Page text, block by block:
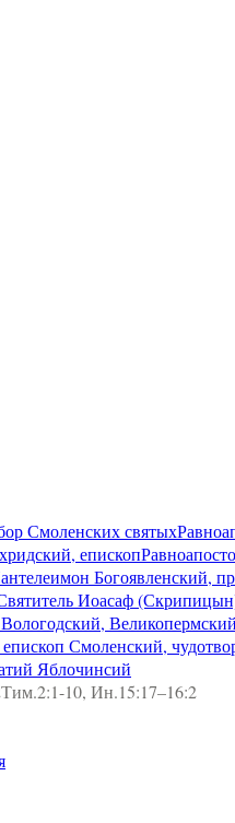
Смоленских святых
епископ
Богоявленский,
Иоасаф
Великопермский
Смоленский,
Яблочинсий
10, Ин.15:17–16:2